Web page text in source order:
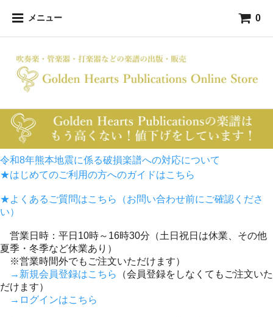
メニュー 0
令和8年熊本地震に係る破損楽譜への対応について
★はじめてのご利用の方へのガイドはこちら
★よくあるご質問はこちら（お問い合わせ前にご確認くださ
い）
営業日時：平日10時～16時30分（土日祝日は休業、その他
夏季・冬季など休業あり）
※営業時間外でもご注文いただけます）
→新規会員登録はこちら
（会員登録をしなくてもご注文いた
だけます）
→ログインはこちら